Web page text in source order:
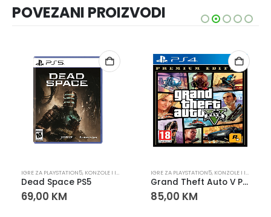
POVEZANI PROIZVODI
PLAYSTATIONIGRE ZA PLAYSTATION5, KONZOLE I IGRE PLAYSTATION
Dead Space PS5
69,00 KM
IGRE ZA PLAYSTATION5, KONZOLE I IGRE
Grand Theft Auto V PS5 – Igra za PlayStation 5
85,00 KM